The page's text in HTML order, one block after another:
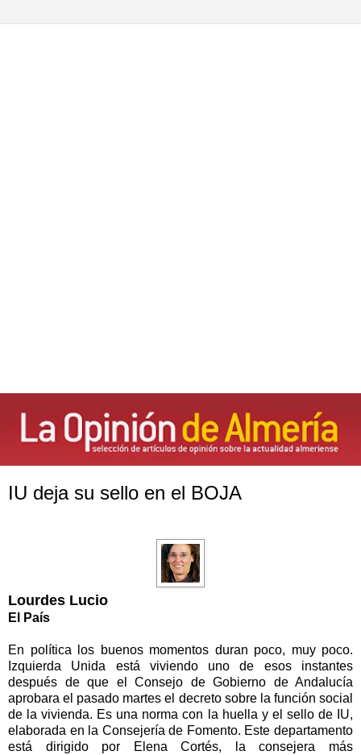
IU deja su sello en el BOJA
Lourdes Lucio
El País
En política los buenos momentos duran poco, muy poco.
Izquierda Unida está viviendo uno de esos instantes
después de que el Consejo de Gobierno de Andalucía
aprobara el pasado martes el decreto sobre la función social
de la vivienda. Es una norma con la huella y el sello de IU,
elaborada en la Consejería de Fomento. Este departamento
está dirigido por
Elena Cortés, la consejera más